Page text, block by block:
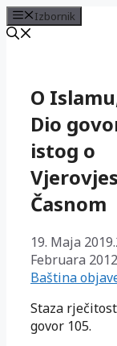
Izbornik
sadržajO
Dio
istog o
Časnom
19. Maja 2019.
Februara
Baština
Staza
govor 105.